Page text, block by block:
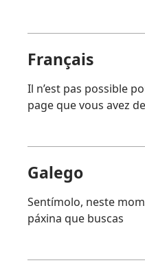
Français
Il n’est pas possible
page que vous avez
Galego
Sentímolo, neste
páxina que buscas